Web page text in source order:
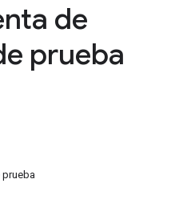
de
prueba
prueba